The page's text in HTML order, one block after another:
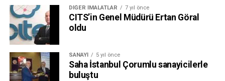
DIĞER İMALATLAR 7 yıl önce
CITS’in Genel Müdürü Ertan Göral
oldu
SANAYI 5 yıl önce
Saha İstanbul Çorumlu sanayicilerle
buluştu